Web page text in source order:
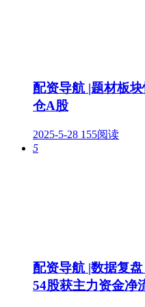
配资导航 |题材板
仓A股
2025-5-28 155阅读
5
配资导航 |数据复
54股获主力资金净